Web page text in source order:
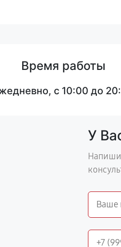
Время работы
с 10:00 до
У